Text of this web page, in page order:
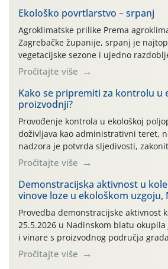
Ekološko povrtlarstvo – srpanj
Agroklimatske prilike Prema
Zagrebačke županije, srpanj je
vegetacijske sezone i ujedno
povrtlarskih kultura za vodom.
području Zagrebačke županije sve
valovi s maksimalnim dnevnim
°C te izraženim povećanjem
su tijekom srpnja uglavnom
– dulja sušna razdoblja […]
Pročitajte više
Kako se pripremiti za kontrolu u
proizvodnji?
Provođenje kontrola u ekološkoj
doživljava kao administrativni teret,
nadzora je potvrda sljedivosti,
vjerodostojnosti Vašeg truda na
usmjerena na kažnjavanje
potvrđivanje usklađenosti
osiguravanje povjerenja potrošača u
Kako bismo Vam olakšali pripremu
preglede, pripremili smo pregledan
korake i najčešće izazove s terena.
Pročitajte više
Demonstracijska aktivnost u
vinove loze u ekološkom uzgoju,
Provedba demonstracijske aktivnost
25.5.2026 u Nadinskom blatu
i vinare s proizvodnog područja
kolekcijskom nasadu autohtonih
vl. Tomislava Glavića iz Nadina.
Pročitajte više